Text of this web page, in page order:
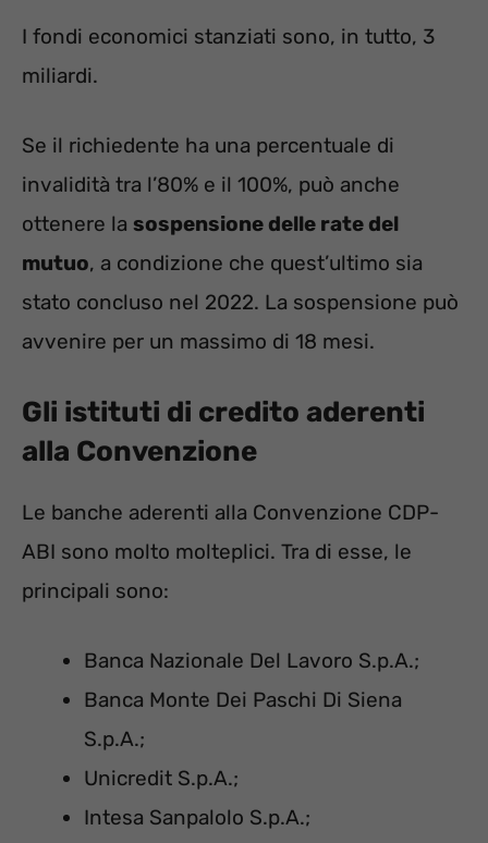
I fondi economici stanziati sono, in tutto, 3
miliardi.
Se il richiedente ha una percentuale di
invalidità tra l’80% e il 100%, può anche
ottenere la sospensione delle rate del
mutuo, a condizione che quest’ultimo sia
stato concluso nel 2022. La sospensione può
avvenire per un massimo di 18 mesi.
Gli istituti di credito aderenti
alla Convenzione
Le banche aderenti alla Convenzione CDP-
ABI sono molto molteplici. Tra di esse, le
principali sono:
Banca Nazionale Del Lavoro S.p.A.;
Banca Monte Dei Paschi Di Siena
S.p.A.;
Unicredit S.p.A.;
Intesa Sanpalolo S.p.A.;